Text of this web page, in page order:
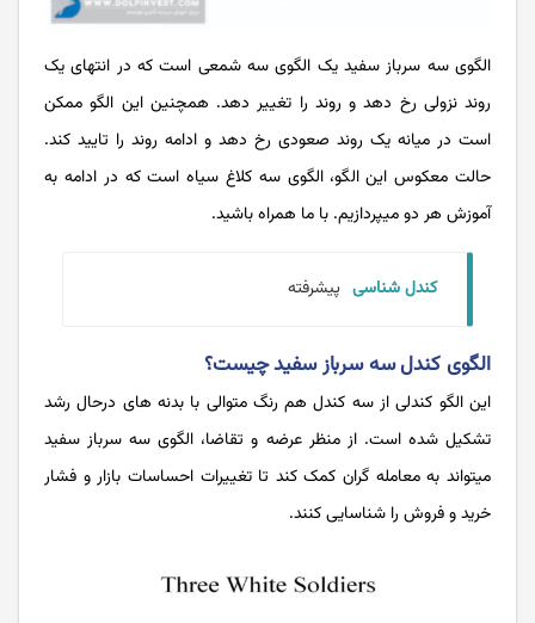
الگوی سه سرباز سفید یک الگوی سه شمعی است که در انتهای یک
روند نزولی رخ دهد و روند را تغییر دهد. همچنین این الگو ممکن
است در میانه یک روند صعودی رخ دهد و ادامه روند را تایید کند.
حالت معکوس این الگو، الگوی سه کلاغ سیاه است که در ادامه به
آموزش هر دو میپردازیم. با ما همراه باشید.
کندل شناسی پیشرفته
الگوی کندل سه سرباز سفید چیست؟
این الگو کندلی از سه کندل هم رنگ متوالی با بدنه های درحال رشد
تشکیل شده است. از منظر عرضه و تقاضا، الگوی سه سرباز سفید
میتواند به معامله گران کمک کند تا تغییرات احساسات بازار و فشار
خرید و فروش را شناسایی کنند.